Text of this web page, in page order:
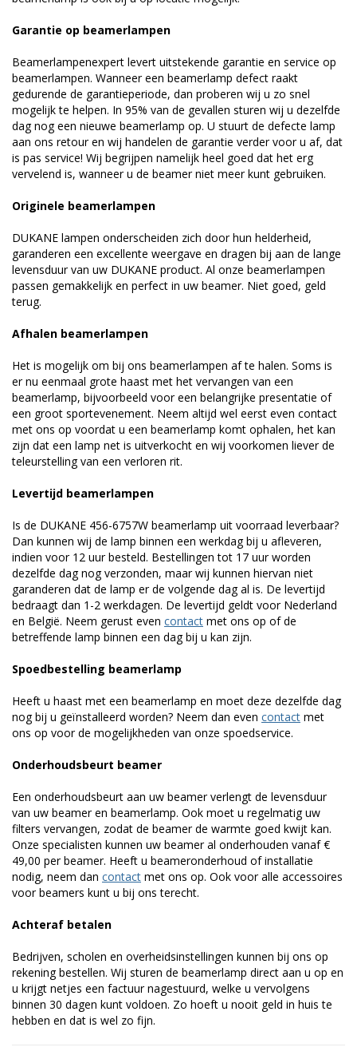
Garantie op beamerlampen
Beamerlampenexpert levert uitstekende garantie en service op
beamerlampen. Wanneer een beamerlamp defect raakt
gedurende de garantieperiode, dan proberen wij u zo snel
mogelijk te helpen. In 95% van de gevallen sturen wij u dezelfde
dag nog een nieuwe beamerlamp op. U stuurt de defecte lamp
aan ons retour en wij handelen de garantie verder voor u af, dat
is pas service! Wij begrijpen namelijk heel goed dat het erg
vervelend is, wanneer u de beamer niet meer kunt gebruiken.
Originele beamerlampen
DUKANE lampen onderscheiden zich door hun helderheid,
garanderen een excellente weergave en dragen bij aan de lange
levensduur van uw DUKANE product. Al onze beamerlampen
passen gemakkelijk en perfect in uw beamer. Niet goed, geld
terug.
Afhalen beamerlampen
Het is mogelijk om bij ons beamerlampen af te halen. Soms is
er nu eenmaal grote haast met het vervangen van een
beamerlamp, bijvoorbeeld voor een belangrijke presentatie of
een groot sportevenement. Neem altijd wel eerst even contact
met ons op voordat u een beamerlamp komt ophalen, het kan
zijn dat een lamp net is uitverkocht en wij voorkomen liever de
teleurstelling van een verloren rit.
Levertijd beamerlampen
Is de DUKANE 456-6757W beamerlamp uit voorraad leverbaar?
Dan kunnen wij de lamp binnen een werkdag bij u afleveren,
indien voor 12 uur besteld. Bestellingen tot 17 uur worden
dezelfde dag nog verzonden, maar wij kunnen hiervan niet
garanderen dat de lamp er de volgende dag al is. De levertijd
bedraagt dan 1-2 werkdagen. De levertijd geldt voor Nederland
en België. Neem gerust even contact met ons op of de
betreffende lamp binnen een dag bij u kan zijn.
Spoedbestelling beamerlamp
Heeft u haast met een beamerlamp en moet deze dezelfde dag
nog bij u geïnstalleerd worden? Neem dan even contact met
ons op voor de mogelijkheden van onze spoedservice.
Onderhoudsbeurt beamer
Een onderhoudsbeurt aan uw beamer verlengt de levensduur
van uw beamer en beamerlamp. Ook moet u regelmatig uw
filters vervangen, zodat de beamer de warmte goed kwijt kan.
Onze specialisten kunnen uw beamer al onderhouden vanaf €
49,00 per beamer. Heeft u beameronderhoud of installatie
nodig, neem dan contact met ons op. Ook voor alle accessoires
voor beamers kunt u bij ons terecht.
Achteraf betalen
Bedrijven, scholen en overheidsinstellingen kunnen bij ons op
rekening bestellen. Wij sturen de beamerlamp direct aan u op en
u krijgt netjes een factuur nagestuurd, welke u vervolgens
binnen 30 dagen kunt voldoen. Zo hoeft u nooit geld in huis te
hebben en dat is wel zo fijn.